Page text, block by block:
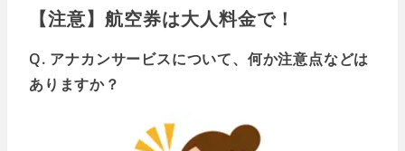
【注意】航空券は大人料金で！
Q. アナカンサービスについて、何か注意点などは
ありますか？